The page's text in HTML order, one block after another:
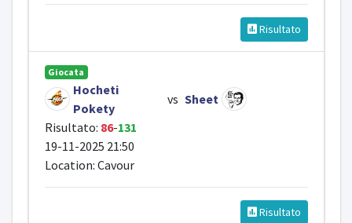
Risultato
Giocata
Hocheti
Pokety
vs Sheet
Risultato: 86-131
19-11-2025 21:50
Location: Cavour
Risultato